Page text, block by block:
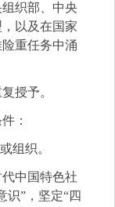
织部、中央
以及在国家
重任务中涌
授予。
：
组织。
代中国特色社
识”，坚定“四